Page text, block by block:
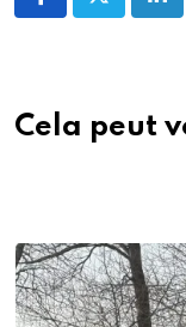
Cela peut